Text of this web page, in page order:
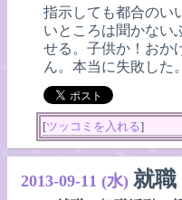
指示しても都合のい
いところは聞かない
せる。子供か！おか
ん。本当に失敗した。
[ツッコミを入れる]
2013-09-11 (水) 就職